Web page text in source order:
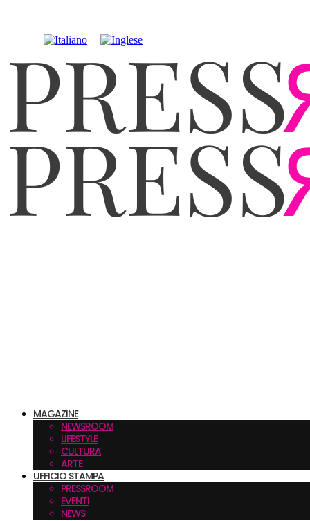
MAGAZINE
NEWSROOM
LIFESTYLE
CULTURA
ARTE
UFFICIO STAMPA
PRESSROOM
EVENTI
NEWS